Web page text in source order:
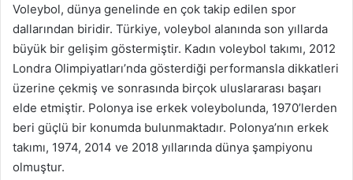
Voleybol, dünya genelinde en çok takip edilen spor
dallarından biridir. Türkiye, voleybol alanında son yıllarda
büyük bir gelişim göstermiştir. Kadın voleybol takımı, 2012
Londra Olimpiyatları’nda gösterdiği performansla dikkatleri
üzerine çekmiş ve sonrasında birçok uluslararası başarı
elde etmiştir. Polonya ise erkek voleybolunda, 1970’lerden
beri güçlü bir konumda bulunmaktadır. Polonya’nın erkek
takımı, 1974, 2014 ve 2018 yıllarında dünya şampiyonu
olmuştur.